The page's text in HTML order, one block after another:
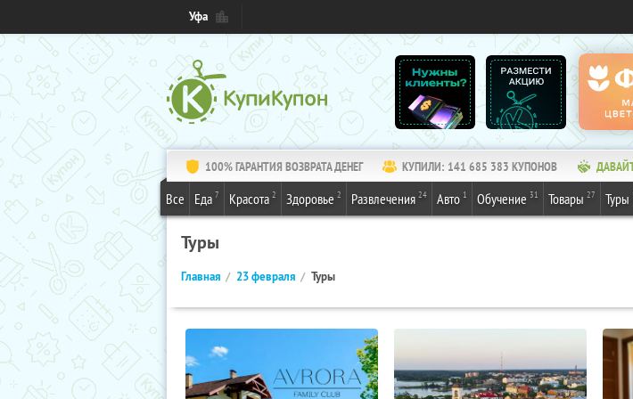
Уфа
100% ГАРАНТИЯ ВОЗВРАТА ДЕНЕГ КУПИЛИ: 141 685 384 КУПОНОВ
Все Еда 7 Красота 2 Здоровье 2 Развлечения 24 Авто 1 Обучение 31 Товары 27 Туры
Туры
Главная 23 февраля Туры